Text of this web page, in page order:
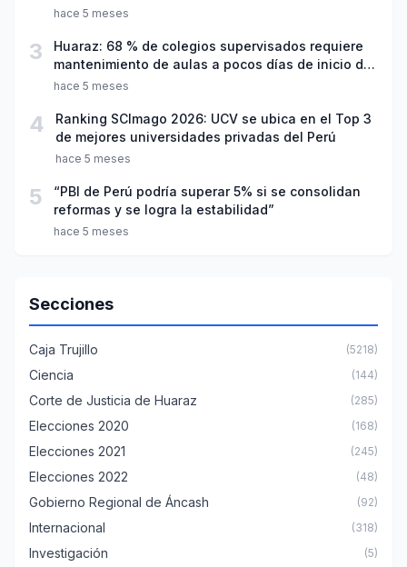
hace 5 meses
3
Huaraz: 68 % de colegios supervisados requiere
mantenimiento de aulas a pocos días de inicio del
año escolar 2026
hace 5 meses
4
Ranking SCImago 2026: UCV se ubica en el Top 3
de mejores universidades privadas del Perú
hace 5 meses
5
“PBI de Perú podría superar 5% si se consolidan
reformas y se logra la estabilidad”
hace 5 meses
Secciones
Caja Trujillo (5218)
Ciencia (144)
Corte de Justicia de Huaraz (285)
Elecciones 2020 (168)
Elecciones 2021 (245)
Elecciones 2022 (48)
Gobierno Regional de Áncash (92)
Internacional (318)
Investigación (5)